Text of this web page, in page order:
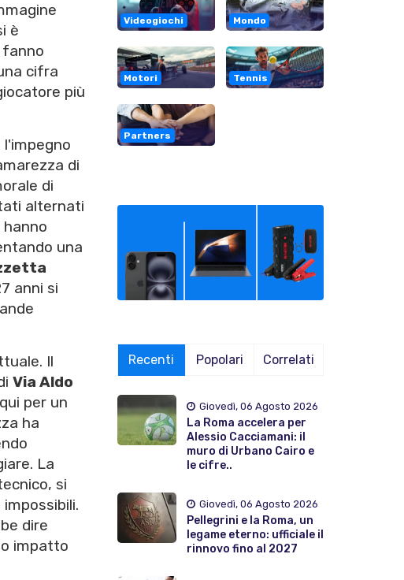
è
fanno
cifra
più
di
di
alternati
hanno
una
anni si
Il
Via Aldo
per un
ha
La
si
dire
impatto
Videogiochi Mondo
Motori Tennis
Partners
Recenti Popolari Correlati
Giovedì, 06 Agosto 2026
La Roma accelera per
Alessio Cacciamani: il
muro di Urbano Cairo e
le cifre..
Giovedì, 06 Agosto 2026
Pellegrini e la Roma, un
legame eterno: ufficiale il
rinnovo fino al 2027